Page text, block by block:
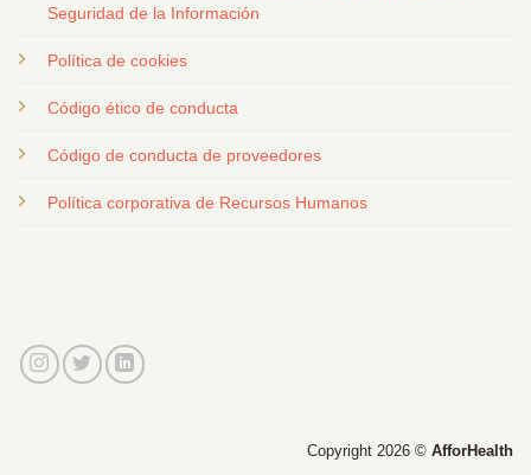
Seguridad de la Información
Política de cookies
Código ético de conducta
Código de conducta de proveedores
Política corporativa de Recursos Humanos
Copyright 2026 © AfforHealth